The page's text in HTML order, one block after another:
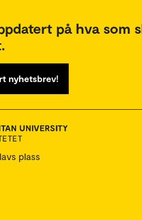
på hva som
nyhetsbrev!
plass